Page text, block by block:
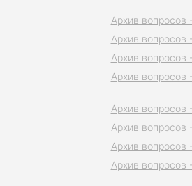
Архив вопросов
Архив вопросов
Архив вопросов
Архив вопросов
Архив вопросов
Архив вопросов
Архив вопросов
Архив вопросов